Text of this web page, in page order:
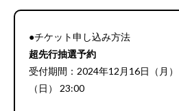
●チケット申し込み方法
超先行抽選予約
受付期間：2024年12月16日（月
（日） 23:00